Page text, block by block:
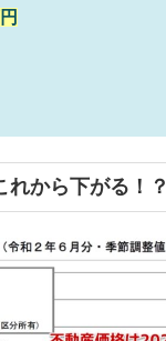
れから下がる！？